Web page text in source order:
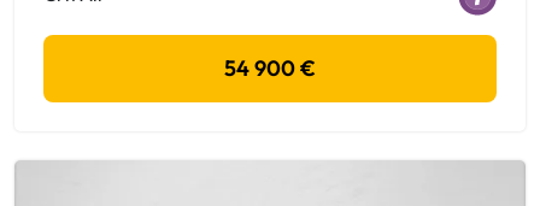
54 900 €